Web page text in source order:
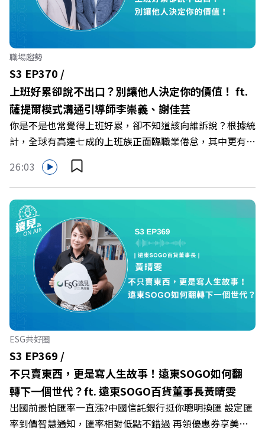
「社會處方」 🔺超高加盟成功率！為無數女性圓夢的「女
力互助與微型創業平台」 主持人／遠見雜誌副社長兼遠見
智庫總編輯 李建興 與談人／可爾姿Curves台灣執行長 林宏
遠 +++++ 🫧清除腦袋的盲點，也順手理清生活的雜亂。 點
開看質感養成術>> https://gvmkt.pse.is/9al3px ✨關注
《遠見》更多的社群： LINE：https://reurl.cc/A4ELQp
IG：https://bit.ly/3AjBWNV YT：https://bit.ly/38jNi9k
Powered by Firstory Hosting
職場趨勢
S3 EP370 /
上班好累卻說不出口？別讓他人決定你的價值！ ft.
薩提爾模式溝通引導師李崇義、謝佳芸
你是不是也常覺得上班好累，卻不知道該向誰訴說？根據統
計，全球有高達七成的上班族正面臨職業倦怠，其中更有三
成默默承受著「沉默的倦怠」。當主管的期待、同儕的競爭
與承上啟下的壓力成為日常，身在職場的我們該如何停止無
止境的自我懷疑，在人際風暴中找回安頓內心的力量？ 本
集《遠見ON AIR》邀請新書《透視職場冰山》作者、薩提
爾模式溝通引導師李崇義與謝佳芸，教你如何看穿職場底層
的應對姿態，以及在緊湊的職場節奏中，修煉安頓心法！
🔺你的自我價值，難道只能由考績和主管來決定？ 🔺你或
你的同事，正在用哪種「不一致」的姿態應對壓力？ 🔺如
何在中高壓的「三明治主管」困境中全身而退？ 主持人／
遠見雜誌總編輯 林讓均 與談人／薩提爾模式溝通引導師、
作者 李崇義、謝佳芸 +++++ 🫧清除腦袋的盲點，也順手理
清生活的雜亂。 點開看質感養成術>>
https://gvmkt.pse.is/9al3px ✨關注《遠見》更多的社群：
LINE：https://reurl.cc/A4ELQp IG：
https://bit.ly/3AjBWNV YT：https://bit.ly/38jNi9k
Powered by Firstory Hosting
26:03
ESG共好圈
S3 EP369 /
不只賣東西，更是寫人生故事！遠東SOGO如何翻
轉下一個世代？ft. 遠東SOGO百貨董事長黃晴雯
出國前最怕匯率一直漲?中國信託銀行挺你聰明換匯 設定匯
率到價智慧通知，匯率相對低點不錯過 再領優惠券享美金